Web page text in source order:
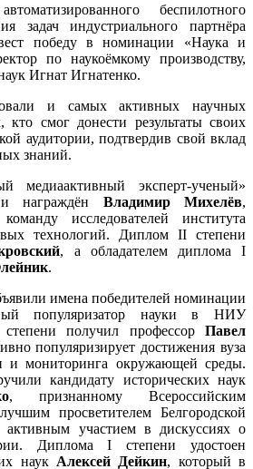
беспилотного
задач индустриального партнёра
победу в номинации «Наука и
по наукоёмкому производству,
Игнат Игнатенко.
и самых активных научных
кто смог донести результаты своих
аудитории, подтвердив свой вклад
знаний.
эксперт-ученый»
награждён Владимир Михелёв,
исследователей института
технологий. Диплом II степени
, а обладателем диплома I
.
имена победителей номинации
популяризатор науки в НИУ
получил профессор Павел
популяризирует достижения вуза
и мониторинга окружающей среды.
кандидату исторических наук
, признанному Всероссийским
просветителем Белгородской
активным участием в дискуссиях о
Диплома I степени удостоен
наук Алексей Дейкин, который в